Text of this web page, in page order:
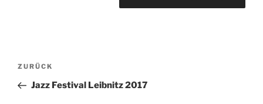
Beitrags-
Vorheriger
Beitrag
ZURÜCK
Jazz Festival Leibnitz 2017